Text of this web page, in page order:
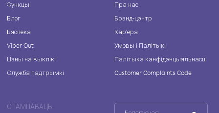
Функцыі
Блог
Бяспека
Viber Out
Цэны на выклікі
Служба падтрымкі
Пра нас
Брэнд-цэнтр
Кар'ера
Умовы і Палітыкі
Палітыка канфідэнцыяльнасці
Customer Complaints Code
СПАМПАВАЦЬ